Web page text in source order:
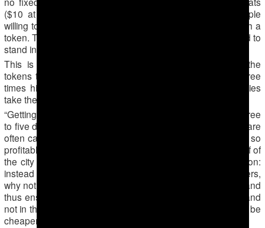
($10 at market rate) but due to a large number of people
willing to buy it, access onto the board is possible only with a
token. The tokens are given free of charge but people need to
stand in long lines for several days to get them.
This is where intermediaries come into play: they sell the
tokens to passengers at 500 manats ($31) – the price three
times higher than the ferry ticket. Often some intermediaries
take the money and never return with a token.
“Getting the token is nearly impossible! One has to wait three
to five days spending the nights at the port. Intermediaries are
often caught and arrested on the spot, but the business is so
profitable that many keep trading tokens illegally. Almost half of
the city is engaged in this business. This begs the question:
instead of just focusing on catching these so-called traders,
why not increase the cost of the ferry ticket to 300 manats and
thus ensure that all the money goes into the state budget and
not in the pockets of intermediaries? 300 manats would still be
cheaper than 660 manats that we pay now,” a source said.